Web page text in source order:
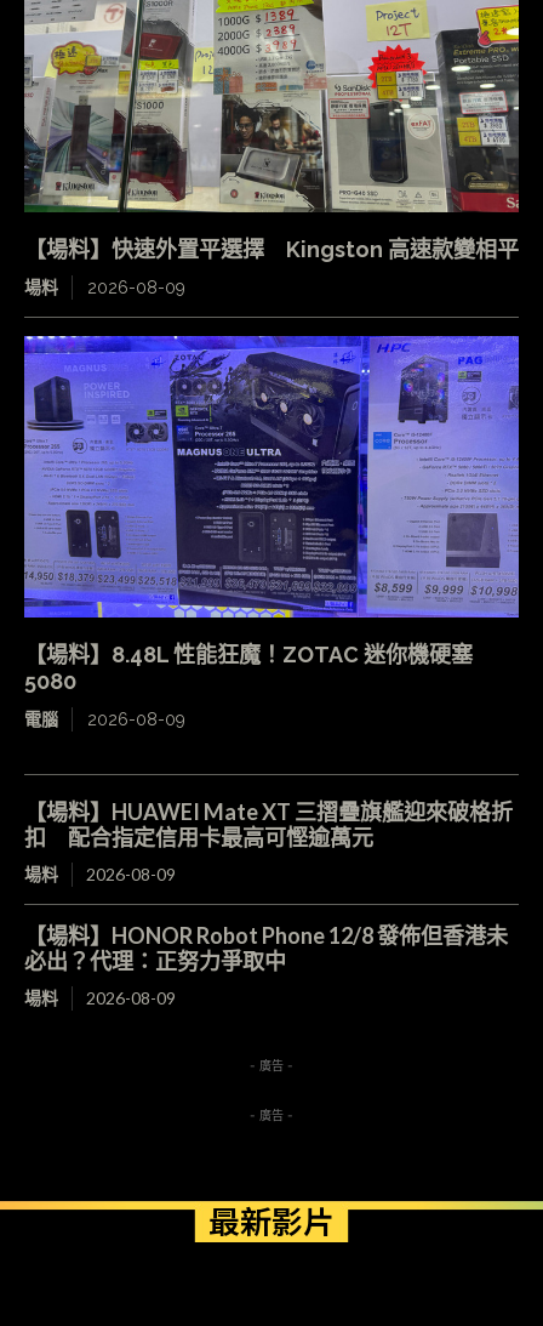
【場料】快速外置平選擇 Kingston 高速款變相平
場料 2026-08-09
【場料】8.48L 性能狂魔！ZOTAC 迷你機硬塞
5080
電腦 2026-08-09
【場料】HUAWEI Mate XT 三摺疊旗艦迎來破格折
扣 配合指定信用卡最高可慳逾萬元
場料 2026-08-09
【場料】HONOR Robot Phone 12/8 發佈但香港未
必出？代理：正努力爭取中
場料 2026-08-09
- 廣告 -
- 廣告 -
最新影片